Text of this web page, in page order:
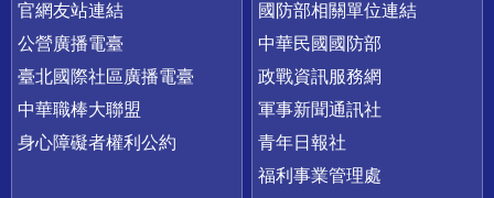
官網友站連結
公營廣播電臺
臺北國際社區廣播電臺
中華職棒大聯盟
身心障礙者權利公約
國防部相關單位連結
中華民國國防部
政戰資訊服務網
軍事新聞通訊社
青年日報社
福利事業管理處